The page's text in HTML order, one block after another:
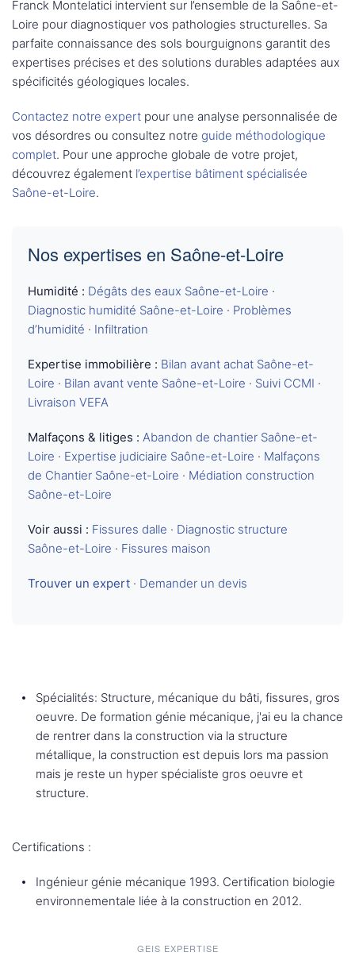
Franck Montelatici intervient sur l’ensemble de la Saône-et-
Loire pour diagnostiquer vos pathologies structurelles. Sa
parfaite connaissance des sols bourguignons garantit des
expertises précises et des solutions durables adaptées aux
spécificités géologiques locales.
Contactez notre expert pour une analyse personnalisée de
vos désordres ou consultez notre guide méthodologique
complet. Pour une approche globale de votre projet,
découvrez également l’expertise bâtiment spécialisée
Saône-et-Loire.
Nos expertises en Saône-et-Loire
Humidité : Dégâts des eaux Saône-et-Loire ·
Diagnostic humidité Saône-et-Loire · Problèmes
d’humidité · Infiltration
Expertise immobilière : Bilan avant achat Saône-et-
Loire · Bilan avant vente Saône-et-Loire · Suivi CCMI ·
Livraison VEFA
Malfaçons & litiges : Abandon de chantier Saône-et-
Loire · Expertise judiciaire Saône-et-Loire · Malfaçons
de Chantier Saône-et-Loire · Médiation construction
Saône-et-Loire
Voir aussi : Fissures dalle · Diagnostic structure
Saône-et-Loire · Fissures maison
Trouver un expert · Demander un devis
Spécialités: Structure, mécanique du bâti, fissures, gros
oeuvre. De formation génie mécanique, j'ai eu la chance
de rentrer dans la construction via la structure
métallique, la construction est depuis lors ma passion
mais je reste un hyper spécialiste gros oeuvre et
structure.
Certifications :
Ingénieur génie mécanique 1993. Certification biologie
environnementale liée à la construction en 2012.
GEIS EXPERTISE